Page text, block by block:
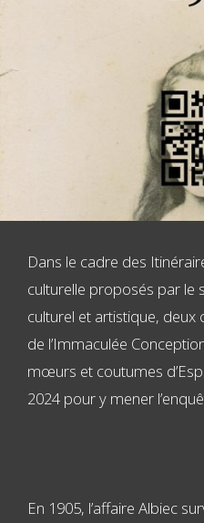
Dans le cadre des
culturelle proposés par le
culturel et artistique, deux
de l’Immaculée
mœurs et coutumes
2024 pour y mener
En 1905, l’affaire Albiec